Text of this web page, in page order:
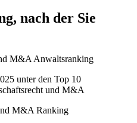
nach der Sie
M&A Anwaltsranking
unter den Top 10
und M&A
M&A Ranking